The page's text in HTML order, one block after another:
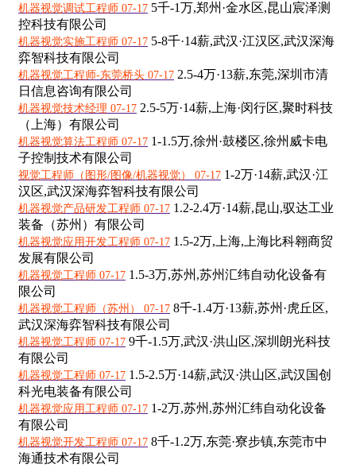
机器视觉调试工程师 07-17 5千-1万,郑州·金水区,昆山宸泽测
控科技有限公司
机器视觉实施工程师 07-17 5-8千·14薪,武汉·江汉区,武汉深海
弈智科技有限公司
机器视觉工程师-东莞桥头 07-17 2.5-4万·13薪,东莞,深圳市清
日信息咨询有限公司
机器视觉技术经理 07-17 2.5-5万·14薪, 上海·闵行区,聚时科技
（上海）有限公司
机器视觉算法工程师 07-17 1-1.5万,徐州·鼓楼区,徐州威卡电
子控制技术有限公司
视觉工程师（图形/图像/机器视觉） 07-17 1-2万·14薪,武汉·江
汉区,武汉深海弈智科技有限公司
机器视觉产品研发工程师 07-17 1.2-2.4万·14薪,昆山,驭达工业
装备（苏州）有限公司
机器视觉应用开发工程师 07-17 1.5-2万, 上海,上海比科翱商贸
发展有限公司
机器视觉工程师 07-17 1.5-3万,苏州,苏州汇纬自动化设备有
限公司
机器视觉工程师（苏州） 07-17 8千-1.4万·13薪,苏州·虎丘区,
武汉深海弈智科技有限公司
机器视觉工程师 07-17 9千-1.5万,武汉·洪山区,深圳朗光科技
有限公司
机器视觉工程师 07-17 1.5-2.5万·14薪,武汉·洪山区,武汉国创
科光电装备有限公司
机器视觉应用工程师 07-17 1-2万,苏州,苏州汇纬自动化设备
有限公司
机器视觉开发工程师 07-17 8千-1.2万,东莞·寮步镇,东莞市中
海通技术有限公司